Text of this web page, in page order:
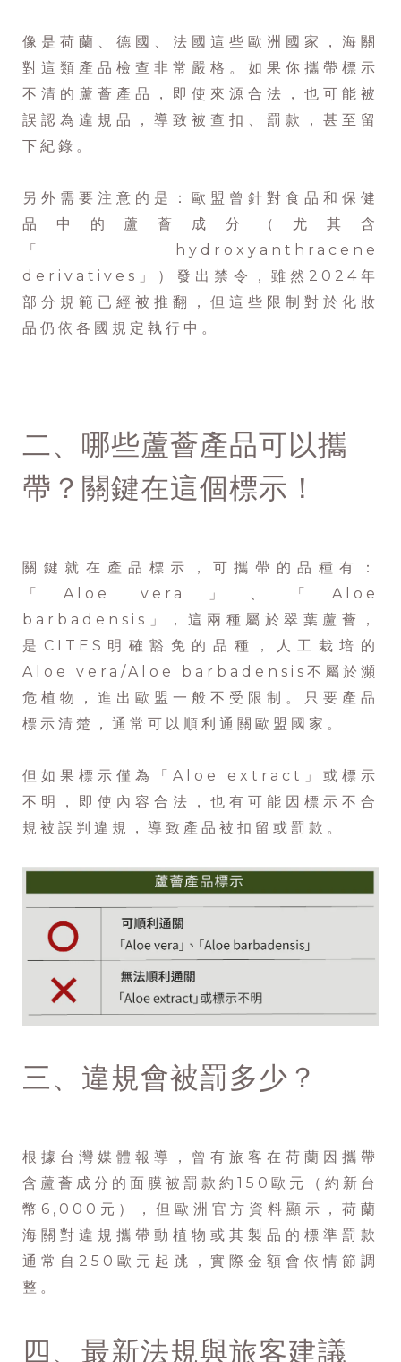
像是荷蘭、德國、法國這些歐洲國家，海關
對這類產品檢查非常嚴格。如果你攜帶標示
不清的蘆薈產品，即使來源合法，也可能被
誤認為違規品，導致被查扣、罰款，甚至留
下紀錄。
另外需要注意的是：歐盟曾針對食品和保健
品中的蘆薈成分（尤其含
「hydroxyanthracene
derivatives」）發出禁令，雖然2024年
部分規範已經被推翻，但這些限制對於化妝
品仍依各國規定執行中。
二、哪些蘆薈產品可以攜
帶？關鍵在這個標示！
關鍵就在產品標示，可攜帶的品種有：
「Aloe vera」、「Aloe
barbadensis」，這兩種屬於翠葉蘆薈，
是CITES明確豁免的品種，人工栽培的
Aloe vera/Aloe barbadensis不屬於瀕
危植物，進出歐盟一般不受限制。只要產品
標示清楚，通常可以順利通關歐盟國家。
但如果標示僅為「Aloe extract」或標示
不明，即使內容合法，也有可能因標示不合
規被誤判違規，導致產品被扣留或罰款。
三、違規會被罰多少？
根據台灣媒體報導，曾有旅客在荷蘭因攜帶
含蘆薈成分的面膜被罰款約150歐元（約新台
幣6,000元），但歐洲官方資料顯示，荷蘭
海關對違規攜帶動植物或其製品的標準罰款
通常自250歐元起跳，實際金額會依情節調
整。
四、最新法規與旅客建議